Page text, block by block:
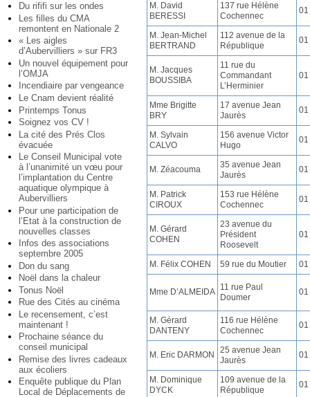
Du rififi sur les ondes
Les filles du CMA
remontent en Nationale 2
« Les aigles
d’Aubervilliers » sur FR3
Un nouvel équipement pour
l’OMJA
Incendiaire par vengeance
Le Cnam devient réalité
Printemps Tonus
Soignez vos CV !
La cité des Prés Clos
évacuée
Le Conseil Municipal vote
à l’unanimité un vœu pour
l’implantation du Centre
aquatique olympique à
Aubervilliers
Pour une participation de
l’Etat à la construction de
nouvelles classes
Infos des associations
septembre 2005
Don du sang
Noël dans la chaleur
Tonus Noël
Rue des Cités au cinéma
Le recensement, c’est
maintenant !
Prochaine séance du
conseil municipal
Remise des livres cadeaux
aux écoliers
Enquête publique du Plan
Local de Déplacements de
M. David
BERESSI
137 rue Hélène
Cochennec
01
M. Jean-Michel
BERTRAND
112 avenue de la
République
01
M. Jacques
BOUSSIBA
11 rue du
Commandant
L’Herminier
01
Mme Brigitte
BRY
17 avenue Jean
Jaurès
01
M. Sylvain
CALVO
156 avenue Victor
Hugo
01
M. Zéacouma
35 avenue Jean
Jaurès
01
M. Patrick
CIROUX
153 rue Hélène
Cochennec
01
M. Gérard
COHEN
23 avenue du
Président
Roosevelt
01
M. Félix COHEN 59 rue du Moutier 01
Mme D’ALMEIDA 11 rue Paul
Doumer
01
M. Gérard
DANTENY
116 rue Hélène
Cochennec
01
M. Eric DARMON
25 avenue Jean
Jaurès
01
M. Dominique
DYCK
109 avenue de la
République
01